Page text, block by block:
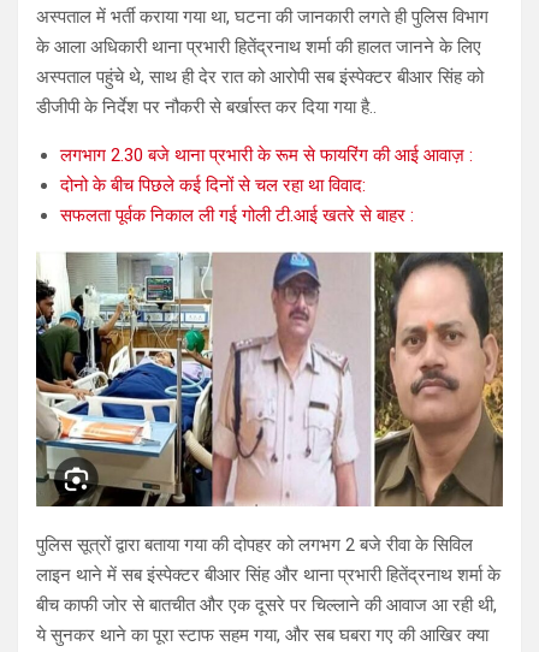
अस्पताल में भर्ती कराया गया था, घटना की जानकारी लगते ही पुलिस विभाग
के आला अधिकारी थाना प्रभारी हितेंद्रनाथ शर्मा की हालत जानने के लिए
अस्पताल पहुंचे थे, साथ ही देर रात को आरोपी सब इंस्पेक्टर बीआर सिंह को
डीजीपी के निर्देश पर नौकरी से बर्खास्त कर दिया गया है..
लगभाग 2.30 बजे थाना प्रभारी के रूम से फायरिंग की आई आवाज़ :
दोनो के बीच पिछले कई दिनों से चल रहा था विवाद:
सफलता पूर्वक निकाल ली गई गोली टी.आई खतरे से बाहर :
पुलिस सूत्रों द्वारा बताया गया की दोपहर को लगभग 2 बजे रीवा के सिविल
लाइन थाने में सब इंस्पेक्टर बीआर सिंह और थाना प्रभारी हितेंद्रनाथ शर्मा के
बीच काफी जोर से बातचीत और एक दूसरे पर चिल्लाने की आवाज आ रही थी,
ये सुनकर थाने का पूरा स्टाफ सहम गया, और सब घबरा गए की आखिर क्या